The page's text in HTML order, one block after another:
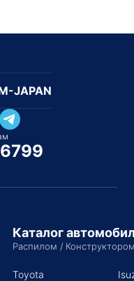
JAPAN
Каталог
Распилом /
Toyota